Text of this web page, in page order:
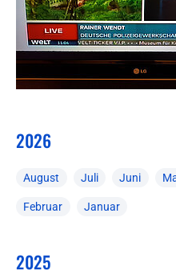
2026
August Juli Juni
Februar Januar
2025